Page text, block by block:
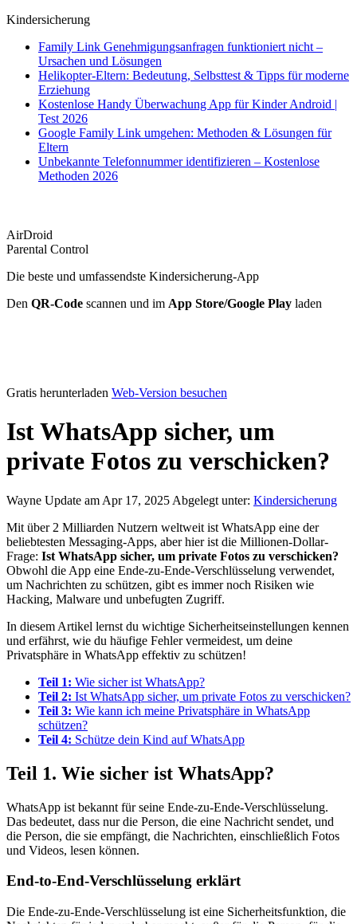
Kindersicherung
Family Link Genehmigungsanfragen funktioniert nicht –
Ursachen und Lösungen
Helikopter-Eltern: Bedeutung, Selbsttest & Tipps für moderne
Erziehung
Kostenlose Handy Überwachung App für Kinder Android |
Test 2026
Google Family Link umgehen: Methoden & Lösungen für
Eltern
Unbekannte Telefonnummer identifizieren – Kostenlose
Methoden 2026
AirDroid
Parental Control
Die beste und umfassendste Kindersicherung-App
Den QR-Code scannen und im App Store/Google Play laden
Gratis herunterladen Web-Version besuchen
Ist WhatsApp sicher, um
private Fotos zu verschicken?
Wayne Update am Apr 17, 2025 Abgelegt unter: Kindersicherung
Mit über 2 Milliarden Nutzern weltweit ist WhatsApp eine der
beliebtesten Messaging-Apps, aber hier ist die Millionen-Dollar-
Frage: Ist WhatsApp sicher, um private Fotos zu verschicken?
Obwohl die App eine Ende-zu-Ende-Verschlüsselung verwendet,
um Nachrichten zu schützen, gibt es immer noch Risiken wie
Hacking, Malware und unbefugten Zugriff.
In diesem Artikel lernst du wichtige Sicherheitseinstellungen kennen
und erfährst, wie du häufige Fehler vermeidest, um deine
Privatsphäre in WhatsApp effektiv zu schützen!
Teil 1: Wie sicher ist WhatsApp?
Teil 2: Ist WhatsApp sicher, um private Fotos zu verschicken?
Teil 3: Wie kann ich meine Privatsphäre in WhatsApp
schützen?
Teil 4: Schütze dein Kind auf WhatsApp
Teil 1. Wie sicher ist WhatsApp?
WhatsApp ist bekannt für seine Ende-zu-Ende-Verschlüsselung.
Das bedeutet, dass nur die Person, die eine Nachricht sendet, und
die Person, die sie empfängt, die Nachrichten, einschließlich Fotos
und Videos, lesen können.
End-to-End-Verschlüsselung erklärt
Die Ende-zu-Ende-Verschlüsselung ist eine Sicherheitsfunktion, die